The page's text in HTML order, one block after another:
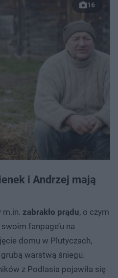
16
i Andrzej mają
m.in. zabrakło prądu, o czym
fanpage’u na
domu w Plutyczach,
warstwą śniegu.
z Podlasia pojawiła się